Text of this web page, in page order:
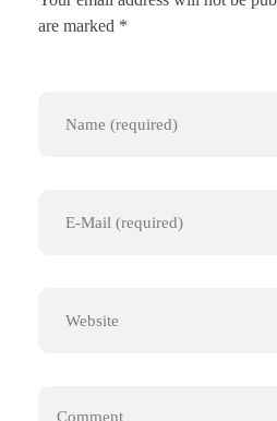
are marked *